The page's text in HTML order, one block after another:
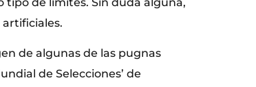
de algunas de las pugnas
de Selecciones’ de